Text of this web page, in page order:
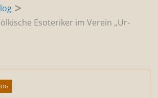
Esoteriker im Verein „Ur-